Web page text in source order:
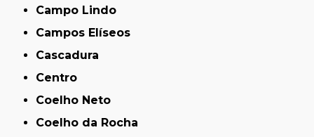
Campo Lindo
Campos Elíseos
Cascadura
Centro
Coelho Neto
Coelho da Rocha